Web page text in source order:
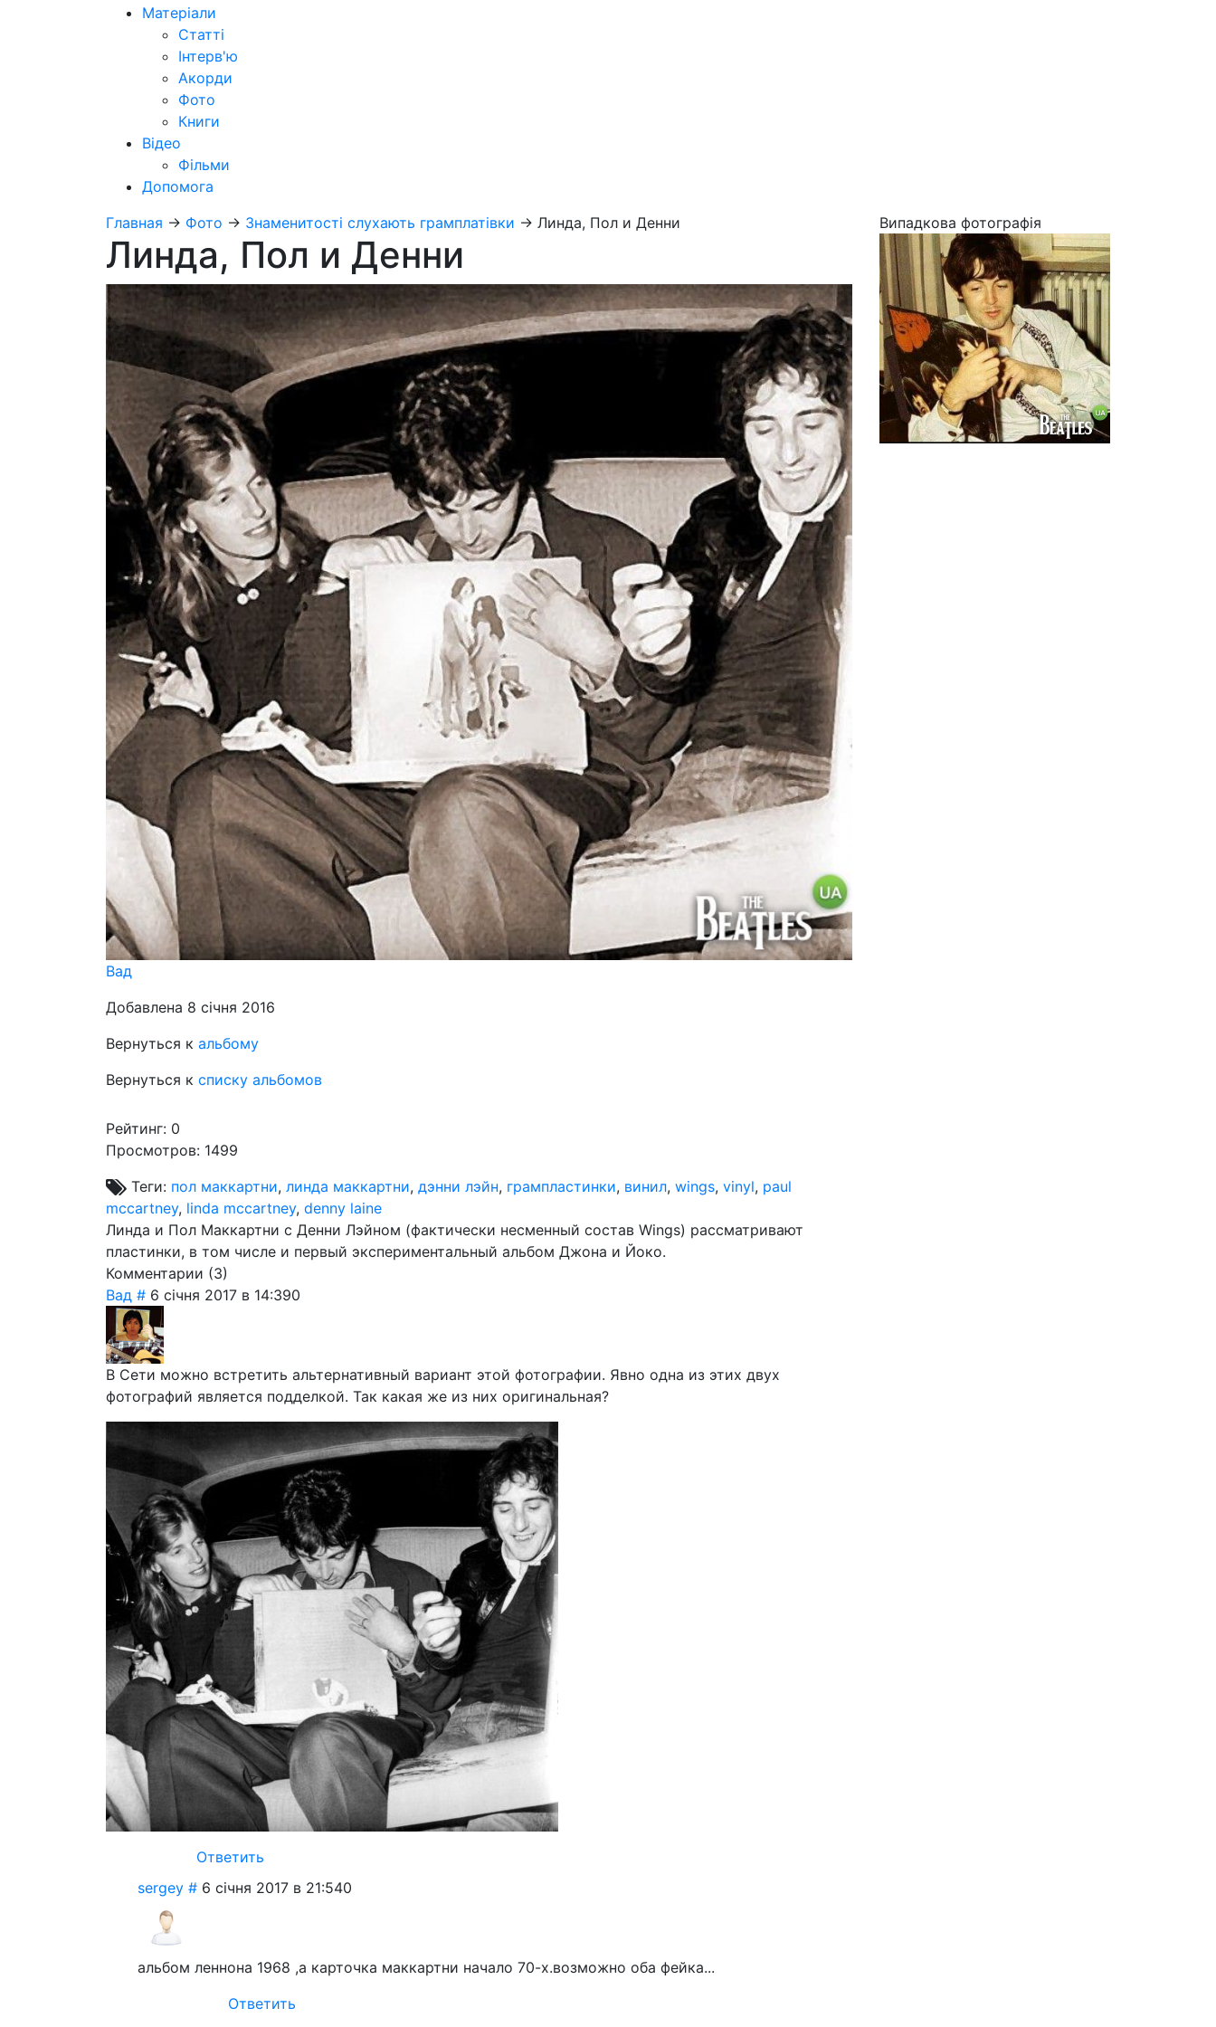
Матеріали
Статті
Інтерв'ю
Акорди
Фото
Книги
Відео
Фільми
Допомога
Главная → Фото → Знаменитості слухають грамплатівки → Линда, Пол и Денни
Линда, Пол и Денни
Вад
Добавлена 8 січня 2016
Вернуться к альбому
Вернуться к списку альбомов
Рейтинг: 0
Просмотров: 1499
Теги: пол маккартни, линда маккартни, дэнни лэйн, грампластинки, винил, wings, vinyl, paul
mccartney, linda mccartney, denny laine
Линда и Пол Маккартни с Денни Лэйном (фактически несменный состав Wings) рассматривают
пластинки, в том числе и первый экспериментальный альбом Джона и Йоко.
Комментарии (3)
Вад # 6 січня 2017 в 14:390
В Сети можно встретить альтернативный вариант этой фотографии. Явно одна из этих двух
фотографий является подделкой. Так какая же из них оригинальная?
Ответить
sergey # 6 січня 2017 в 21:540
альбом леннона 1968 ,а карточка маккартни начало 70-х.возможно оба фейка...
Ответить
Випадкова фотографія